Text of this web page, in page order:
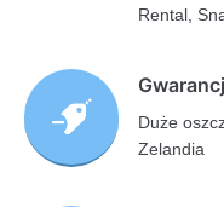
Rental,
Duże
Zelandia